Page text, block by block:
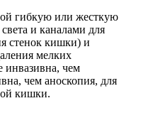
гибкую или жесткую
и каналами для
стенок кишки) и
мелких
инвазивна, чем
чем аноскопия, для
кишки.